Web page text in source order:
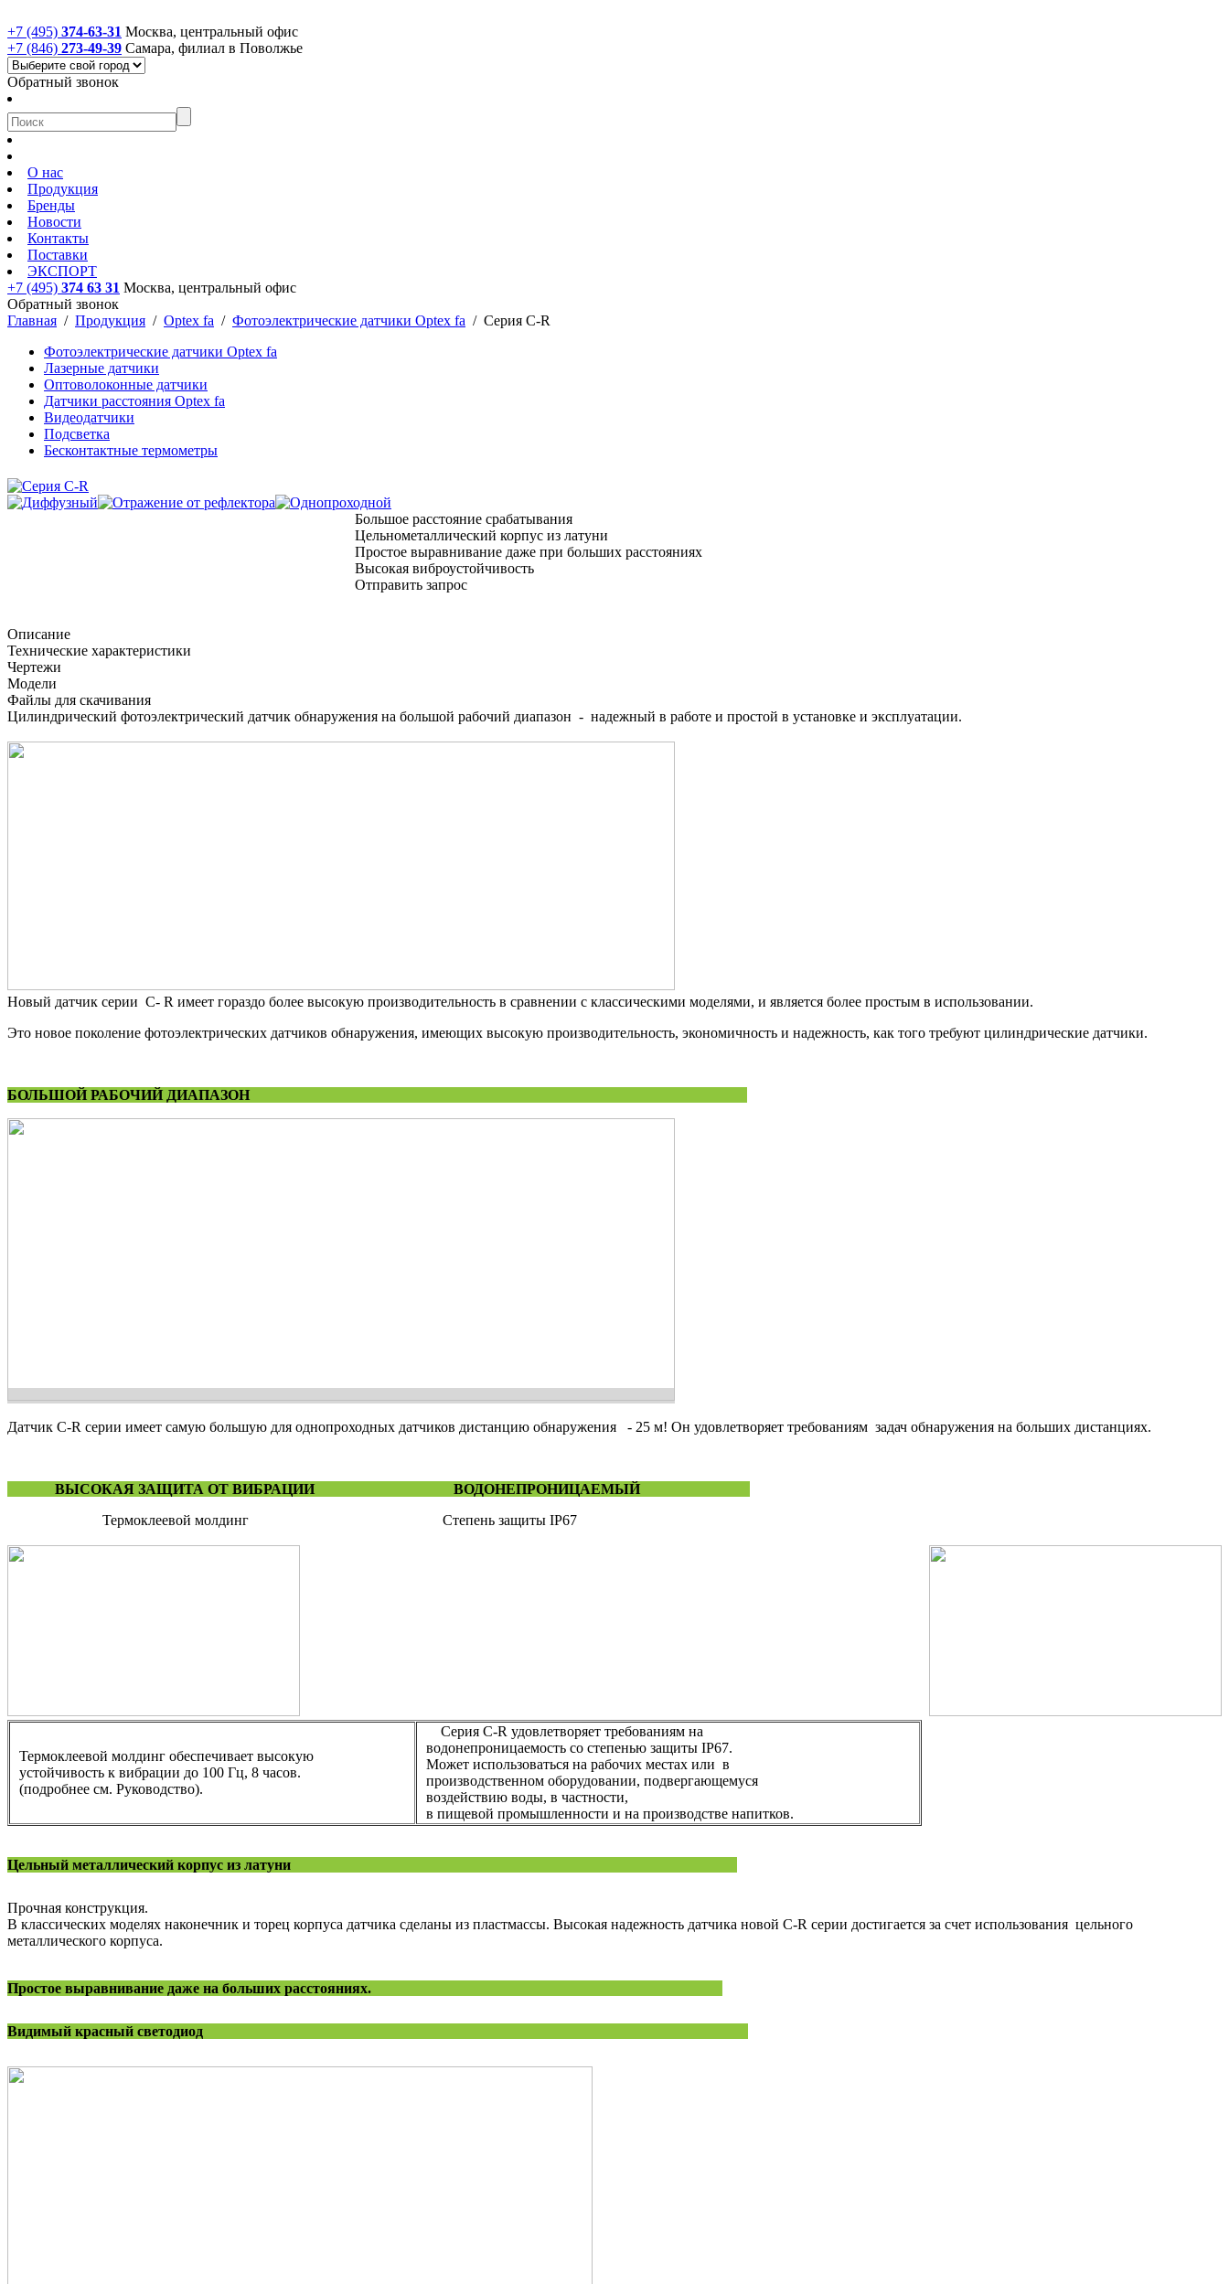
+7 (495) 374-63-31 Москва, центральный офис
+7 (846) 273-49-39 Самара, филиал в Поволжье
Обратный звонок
О нас
Продукция
Бренды
Новости
Контакты
Поставки
ЭКСПОРТ
+7 (495) 374 63 31 Москва, центральный офис
Обратный звонок
Главная / Продукция / Optex fa / Фотоэлектрические датчики Optex fa / Серия C-R
Фотоэлектрические датчики Optex fa
Лазерные датчики
Оптоволоконные датчики
Датчики расстояния Optex fa
Видеодатчики
Подсветка
Бесконтактные термометры
Большое расстояние срабатывания
Цельнометаллический корпус из латуни
Простое выравнивание даже при больших расстояниях
Высокая виброустойчивость
Отправить запрос
Описание
Технические характеристики
Чертежи
Модели
Файлы для скачивания
Цилиндрический фотоэлектрический датчик обнаружения на большой рабочий диапазон - надежный в работе и простой в установке и эксплуатации.
Новый датчик серии C- R имеет гораздо более высокую производительность в сравнении с классическими моделями, и является более простым в использовании.
Это новое поколение фотоэлектрических датчиков обнаружения, имеющих высокую производительность, экономичность и надежность, как того требуют цилиндрические датчики.
БОЛЬШОЙ РАБОЧИЙ ДИАПАЗОН
Датчик C-R серии имеет самую большую для однопроходных датчиков дистанцию обнаружения - 25 м! Он удовлетворяет требованиям задач обнаружения на больших дистанциях.
ВЫСОКАЯ ЗАЩИТА ОТ ВИБРАЦИИ ВОДОНЕПРОНИЦАЕМЫЙ
Термоклеевой молдинг Степень защиты IP67
Термоклеевой молдинг обеспечивает высокую
устойчивость к вибрации до 100 Гц, 8 часов.
(подробнее см. Руководство).
Серия C-R удовлетворяет требованиям на
водонепроницаемость со степенью защиты IP67.
Может использоваться на рабочих местах или в
производственном оборудовании, подвергающемуся
воздействию воды, в частности,
в пищевой промышленности и на производстве напитков.
Цельный металлический корпус из латуни
Прочная конструкция.
В классических моделях наконечник и торец корпуса датчика сделаны из пластмассы. Высокая надежность датчика новой C-R серии достигается за счет использования цельного
металлического корпуса.
Простое выравнивание даже на больших расстояниях.
Видимый красный светодиод